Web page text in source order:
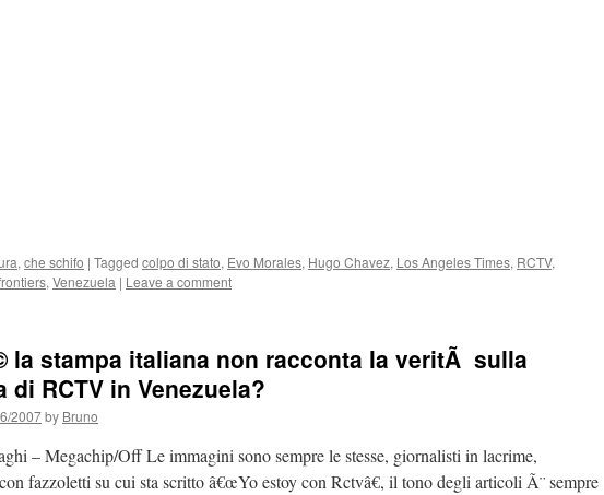
, che schifo | Tagged colpo di stato, Evo Morales, Hugo Chavez, Los Angeles Times, RCTV,
, Venezuela | Leave a comment
la stampa italiana non racconta la veritÃ sulla
di RCTV in Venezuela?
2007by Bruno
– Megachip/Off Le immagini sono sempre le stesse, giornalisti in lacrime,
fazzoletti su cui sta scritto â€œYo estoy con Rctvâ€, il tono degli articoli Ã¨ sempre